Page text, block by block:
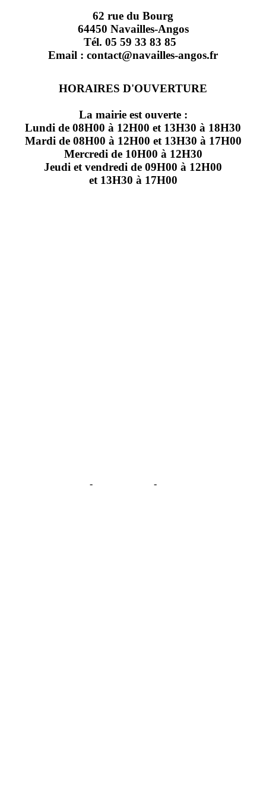
62 rue du Bourg
64450 Navailles-Angos
Tél. 05 59 33 83 85
Email : contact@navailles-angos.fr
HORAIRES D'OUVERTURE
La mairie est ouverte :
Lundi de 08H00 à 12H00 et 13H30 à 18H30
Mardi de 08H00 à 12H00 et 13H30 à 17H00
Mercredi de 10H00 à 12H30
Jeudi et vendredi de 09H00 à 12H00
et 13H30 à 17H00
- -